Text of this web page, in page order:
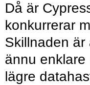
Då är
konkurrerar
Skillnaden är
ännu enklare
lägre